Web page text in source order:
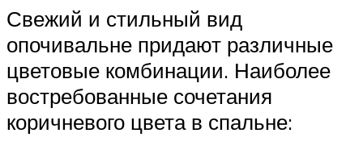
Свежий и стильный вид
опочивальне придают различные
цветовые комбинации. Наиболее
востребованные сочетания
коричневого цвета в спальне: